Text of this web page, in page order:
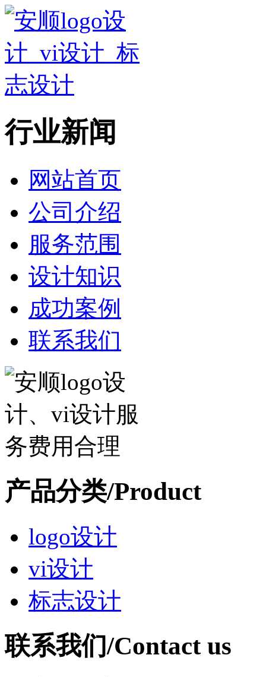
行业新闻
网站首页
公司介绍
服务范围
设计知识
成功案例
联系我们
产品分类/Product
logo设计
vi设计
标志设计
联系我们/Contact us